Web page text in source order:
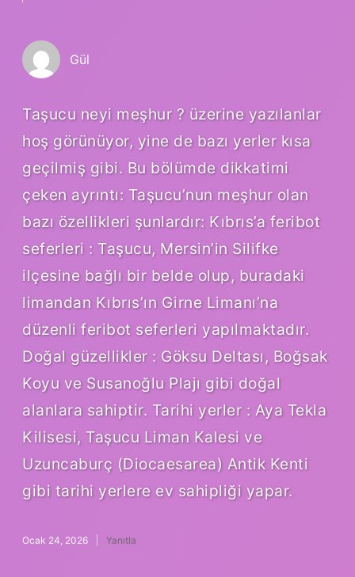
Gül
Taşucu neyi meşhur ? üzerine yazılanlar
hoş görünüyor, yine de bazı yerler kısa
geçilmiş gibi. Bu bölümde dikkatimi
çeken ayrıntı: Taşucu’nun meşhur olan
bazı özellikleri şunlardır: Kıbrıs’a feribot
seferleri : Taşucu, Mersin’in Silifke
ilçesine bağlı bir belde olup, buradaki
limandan Kıbrıs’ın Girne Limanı’na
düzenli feribot seferleri yapılmaktadır.
Doğal güzellikler : Göksu Deltası, Boğsak
Koyu ve Susanoğlu Plajı gibi doğal
alanlara sahiptir. Tarihi yerler : Aya Tekla
Kilisesi, Taşucu Liman Kalesi ve
Uzuncaburç (Diocaesarea) Antik Kenti
gibi tarihi yerlere ev sahipliği yapar.
Ocak 24, 2026 Yanıtla